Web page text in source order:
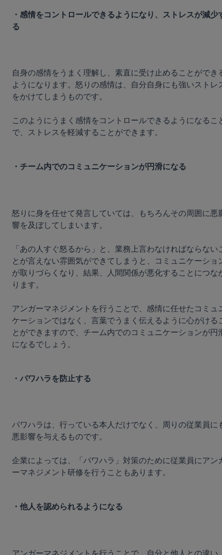
・感情をコントロールできるようになり、ストレスが減少
る
自身の感情をうまく理解し、素直に受け止めることができ
ようになります。怒りの感情は、自分自身にも強いストレ
をかけてしまうものです。
このようにうまく感情をコントロールできるようになるこ
で、ストレスを軽減することができます。
・チーム内でのコミュニケーションが円滑になる
怒りに身を任せて発言していては、もちろんその周囲に悪
響を及ぼしてしまいます。
「あの人すぐ怒るから」と、業務上言わなければならない
とが言えない雰囲気ができてしまうと、コミュニケーショ
が取りづらくなり、結果、人間関係が悪化することにつな
ります。
アンガーマネジメントを行うことで、感情に任せたコミュ
ケーションではなく、言葉でうまく伝えるように心がける
とができますので、チーム内でのコミュニケーションが円
になるでしょう。
・パワハラを防止する
パワハラは、行っている本人だけでなく、周りの従業員に
悪影響を与えるものです。
企業によっては、「パワハラ」対策のために従業員にアン
ーマネジメント研修を行うこともあります。
・他人を認められるようになる
アンガーマネジメントを行うことで、自分と他人との違い